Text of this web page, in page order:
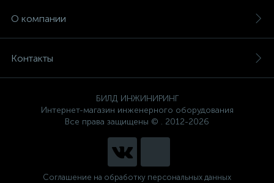
О компании
Контакты
БИЛД ИНЖИНИРИНГ
Интернет-магазин инженерного оборудования
Все права защищены © . 2012-2026
Соглашение на обработку персональных данных